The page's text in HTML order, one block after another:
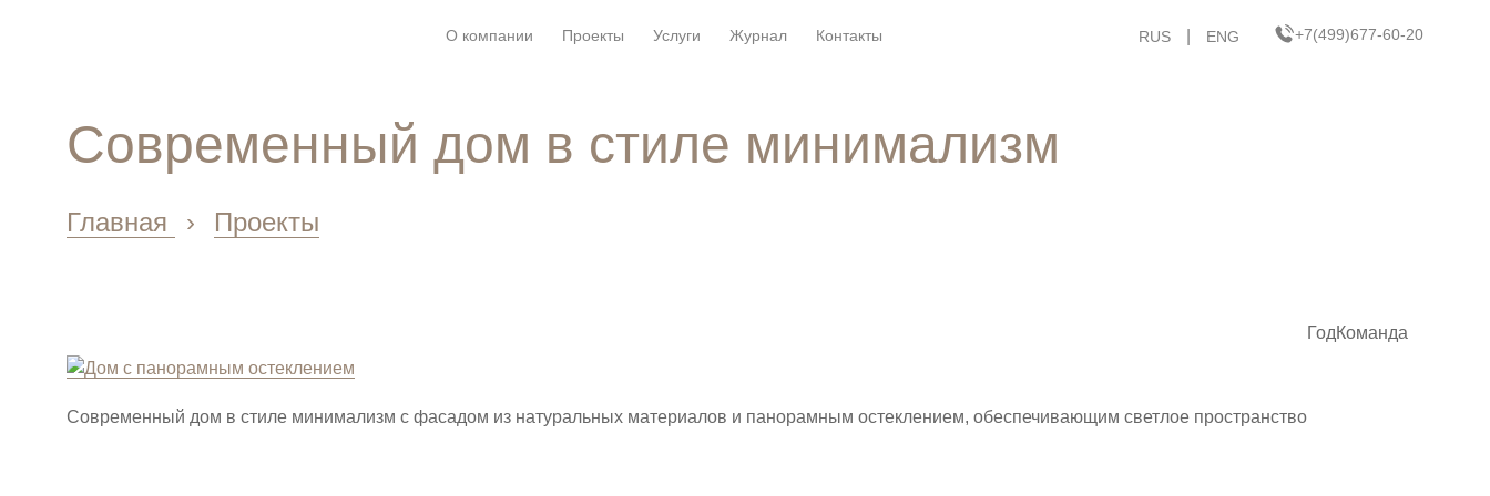
О компании Проекты Услуги Журнал Контакты RUS ENG +7(499)677-60-20
Современный дом в стиле минимализм
Главная › Проекты
Современный дом в стиле минимализм с фасадом из натуральных материалов и панорамным остеклением, обеспечивающим светлое пространство
ГодКоманда